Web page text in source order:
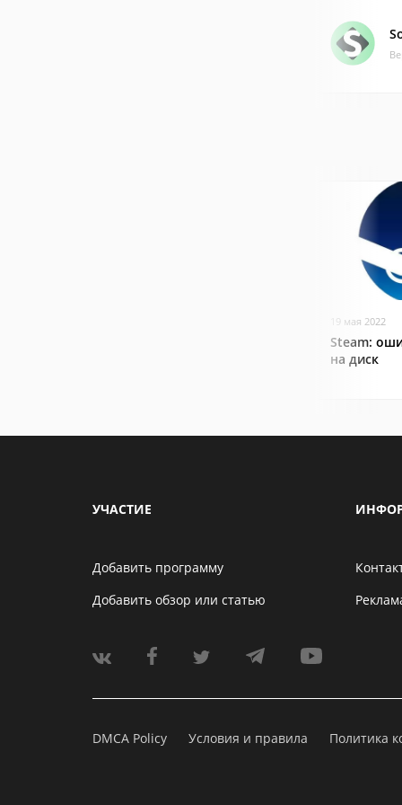
19 мая 2022
Steam:
на диск
УЧАСТИЕ
Добавить программу
Добавить обзор или статью
DMCA Policy Условия и правила Политика